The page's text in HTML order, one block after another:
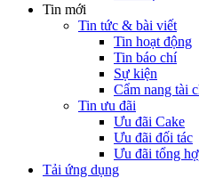
Tin mới
Tin tức & bài viết
Tin hoạt động
Tin báo chí
Sự kiện
Cẩm nang tài
Tin ưu đãi
Ưu đãi Cake
Ưu đãi đối tác
Ưu đãi tổng
Tải ứng dụng